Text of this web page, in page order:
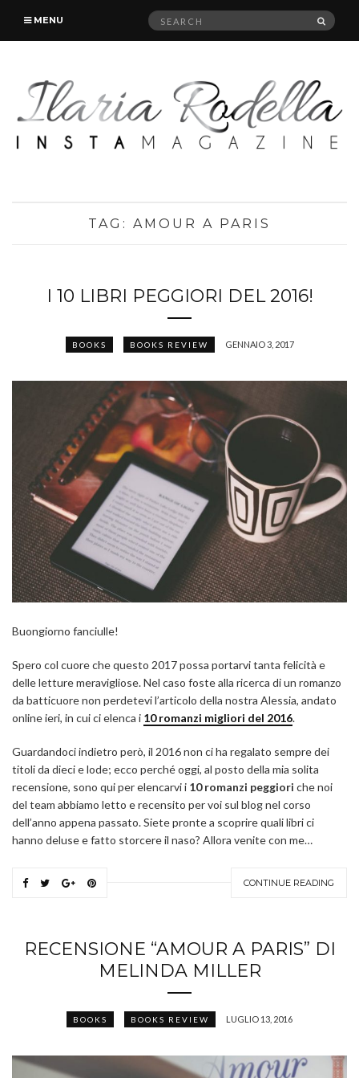
MENU
Search
TAG: AMOUR A PARIS
I 10 LIBRI PEGGIORI DEL 2016!
BOOKS BOOKS REVIEW GENNAIO 3, 2017
Buongiorno fanciulle!
Spero col cuore che questo 2017 possa portarvi tanta felicità e
delle letture meravigliose. Nel caso foste alla ricerca di un romanzo
da batticuore non perdetevi l’articolo della nostra Alessia, andato
online ieri, in cui ci elenca i 10 romanzi migliori del 2016.
Guardandoci indietro però, il 2016 non ci ha regalato sempre dei
titoli da dieci e lode; ecco perché oggi, al posto della mia solita
recensione, sono qui per elencarvi i 10 romanzi peggiori che noi
del team abbiamo letto e recensito per voi sul blog nel corso
dell’anno appena passato. Siete pronte a scoprire quali libri ci
hanno deluse e fatto storcere il naso? Allora venite con me…
CONTINUE READING
RECENSIONE “AMOUR A PARIS” DI
MELINDA MILLER
BOOKS BOOKS REVIEW LUGLIO 13, 2016